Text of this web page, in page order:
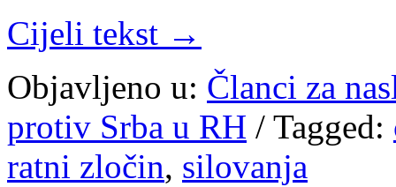
Cijeli tekst →
Objavljeno u: Članci za
protiv Srba u RH / Tagged:
ratni zločin, silovanja